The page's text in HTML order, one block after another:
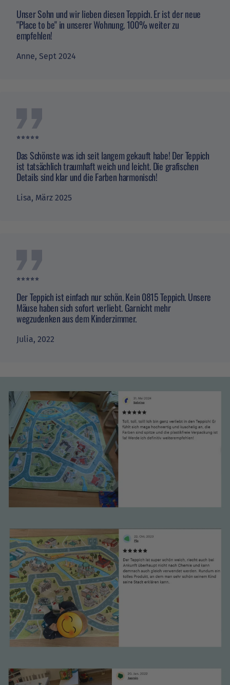
Unser Sohn und wir lieben diesen Teppich. Er ist der neue
"Place to be" in unserer Wohnung. 100% weiter zu
empfehlen!
Anne, Sept 2024
⭐️⭐️⭐️⭐️⭐️
Das Schönste was ich seit langem gekauft habe! Der Teppich
ist tatsächlich traumhaft weich und leicht. Die grafischen
Details sind klar und die Farben harmonisch!
Lisa, März 2025
⭐️⭐️⭐️⭐️⭐️
Der Teppich ist einfach nur schön. Kein 0815 Teppich. Unsere
Mäuse haben sich sofort verliebt. Garnicht mehr
wegzudenken aus dem Kinderzimmer.
Julia, 2022
es der Kontakt mit der Verkäuferin oder die